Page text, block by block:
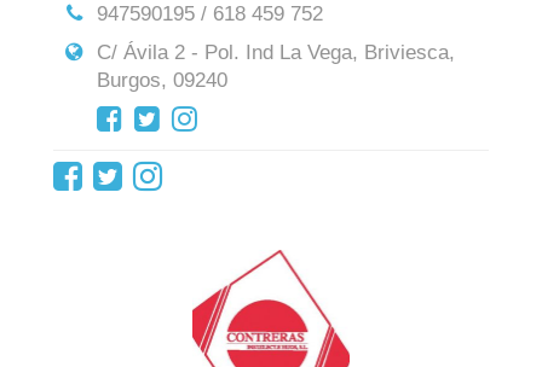
947590195 / 618 459 752
C/ Ávila 2 - Pol. Ind La Vega, Briviesca,
Burgos, 09240